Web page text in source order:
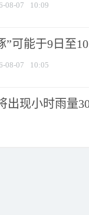
08-07 10:09
”可能于9日至
08-07 10:05
出现小时雨量